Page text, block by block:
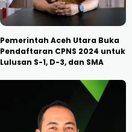
Pemerintah Aceh Utara Buka
Pendaftaran CPNS 2024 untuk
Lulusan S-1, D-3, dan SMA